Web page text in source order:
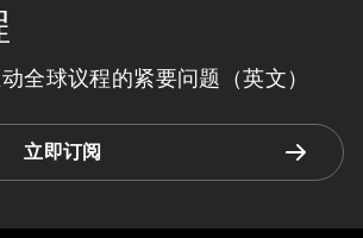
全球议程的紧要问题（英文）
立即订阅